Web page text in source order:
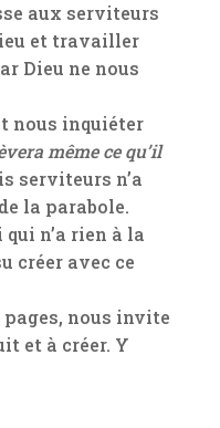
aux serviteurs
et travailler
Dieu ne nous
nous inquiéter
même ce qu’il
serviteurs n’a
la parabole.
n’a rien à la
créer avec ce
pages, nous invite
et à créer. Y